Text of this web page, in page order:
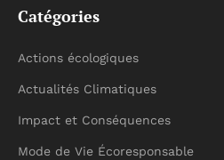
Catégories
Actions écologiques
Actualités Climatiques
Impact et Conséquences
Mode de Vie Écoresponsable